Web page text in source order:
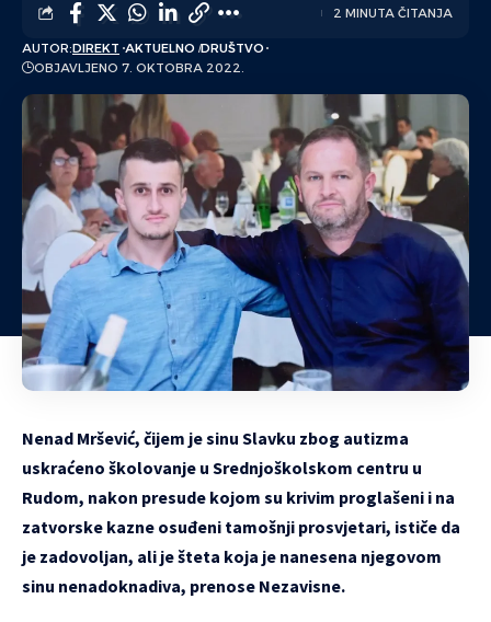
AUTOR:DIREKT AKTUELNO DRUŠTVO
OBJAVLJENO 7. OKTOBRA 2022.
2 MINUTA ČITANJA
Nenad Mršević, čijem je sinu Slavku zbog autizma
uskraćeno školovanje u Srednjoškolskom centru u
Rudom, nakon presude kojom su krivim proglašeni i na
zatvorske kazne osuđeni tamošnji prosvjetari, ističe da
je zadovoljan, ali je šteta koja je nanesena njegovom
sinu nenadoknadiva, prenose Nezavisne.